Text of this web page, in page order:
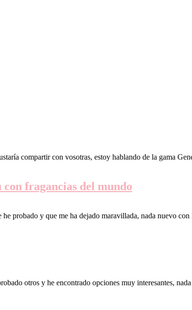
compartir con vosotras, estoy hablando de la gama
con fragancias del mundo
probado y que me ha dejado maravillada, nada nuevo
otros y he encontrado opciones muy interesantes,